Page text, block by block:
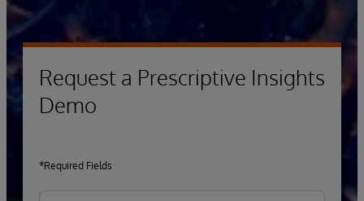
Request a Prescriptive Insights
Demo
*Required Fields